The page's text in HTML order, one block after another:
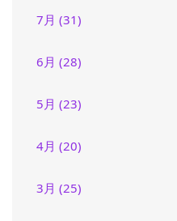
7月 (31)
6月 (28)
5月 (23)
4月 (20)
3月 (25)